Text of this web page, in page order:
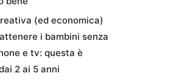
(ed economica)
i bambini senza
e tv: questa è
2 ai 5 anni